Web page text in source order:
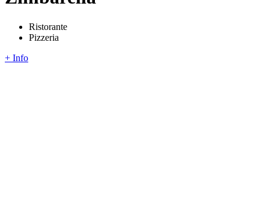
Ristorante
Pizzeria
+ Info